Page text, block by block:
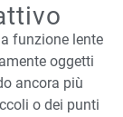
funzione lente
oggetti
ancora più
o dei punti